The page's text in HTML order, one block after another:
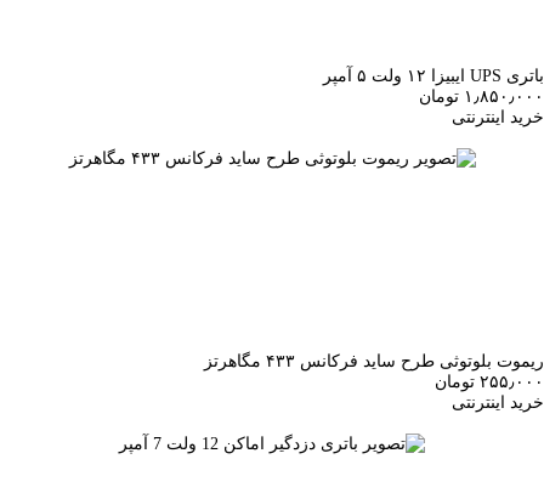
باتری UPS ایبیزا ۱۲ ولت ۵ آمپر
۱٫۸۵۰٫۰۰۰ تومان
خرید اینترنتی
ریموت بلوتوثی طرح ساید فرکانس ۴۳۳ مگاهرتز
۲۵۵٫۰۰۰ تومان
خرید اینترنتی